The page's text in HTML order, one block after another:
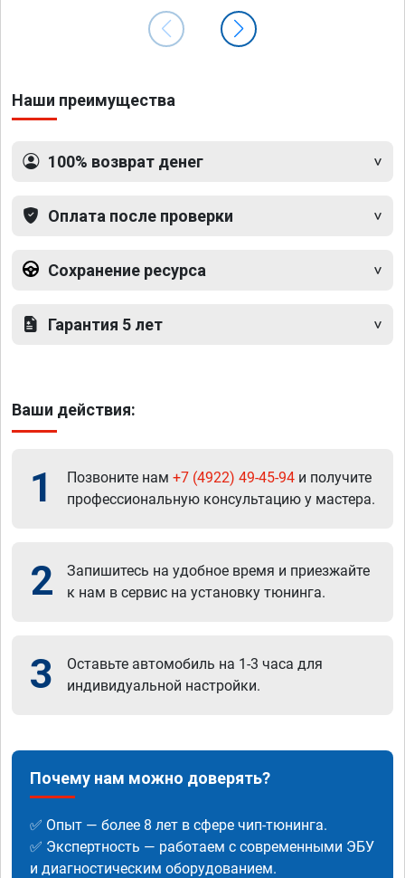
Наши преимущества
100% возврат денег
Оплата после проверки
Сохранение ресурса
Гарантия 5 лет
Ваши действия:
1 Позвоните нам +7 (4922) 49-45-94 и получите
профессиональную консультацию у мастера.
2
Запишитесь на удобное время и приезжайте
к нам в сервис на установку тюнинга.
3
Оставьте автомобиль на 1-3 часа для
индивидуальной настройки.
Почему нам можно доверять?
✅ Опыт — более 8 лет в сфере чип-тюнинга.
✅ Экспертность — работаем с современными ЭБУ
и диагностическим оборудованием.